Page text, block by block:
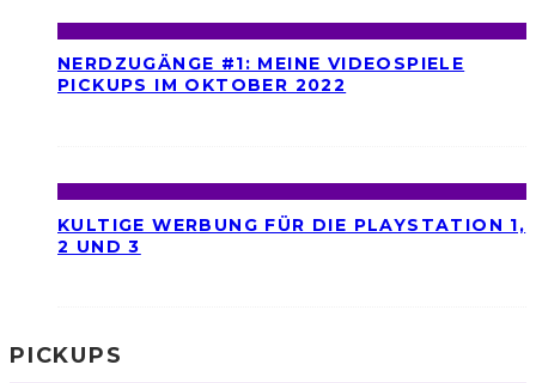
NERDZUGÄNGE #1: MEINE VIDEOSPIELE
PICKUPS IM OKTOBER 2022
KULTIGE WERBUNG FÜR DIE PLAYSTATION 1,
2 UND 3
PICKUPS